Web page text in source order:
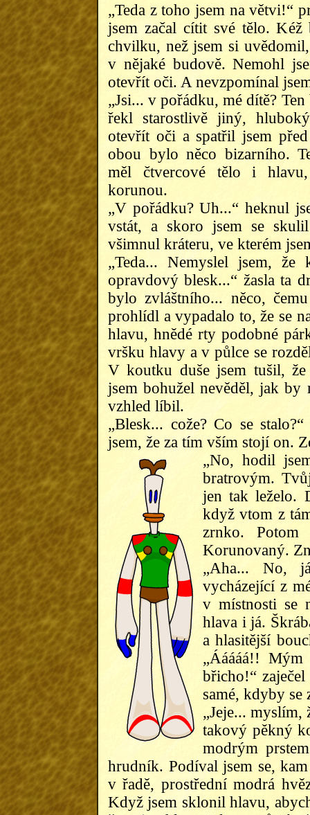
„Teda z toho jsem na větvi!“
jsem začal cítit své tělo.
chvilku, než jsem si
v nějaké budově. Nemohl
otevřít oči. A nevzpomínal
„Jsi... v pořádku, mé dítě?
řekl starostlivě jiný,
otevřít oči a spatřil jsem
obou bylo něco bizarního.
měl čtvercové tělo i hlavu,
korunou.
„V pořádku? Uh...“ heknul
vstát, a skoro jsem se
všimnul kráteru, ve kterém
„Teda... Nemyslel jsem,
opravdový blesk...“ žasla ta
bylo zvláštního... něco,
prohlídl a vypadalo to, že se
hlavu, hnědé rty podobné
vršku hlavy a v půlce se
V koutku duše jsem tušil, že
jsem bohužel nevěděl, jak by
vzhled líbil.
„Blesk... cože? Co se
jsem, že za tím vším stojí on.
„No, hodil
bratrovým.
jen tak leželo.
když vtom z
zrnko.
Korunovaný.
„Aha... No,
vycházející z
v místnosti se
hlava i já.
a hlasitější
„Ááááá!!
břicho!“
samé, kdyby
„Jeje... myslím,
takový pěkný
modrým
hrudník. Podíval jsem se,
v řadě, prostřední modrá
Když jsem sklonil hlavu,